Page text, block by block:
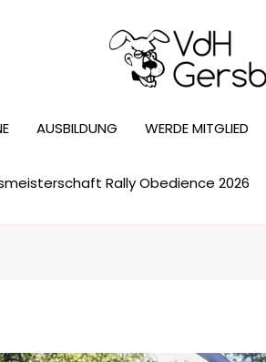
AUSBILDUNG WERDE MITGLIED
Rally Obedience 2026